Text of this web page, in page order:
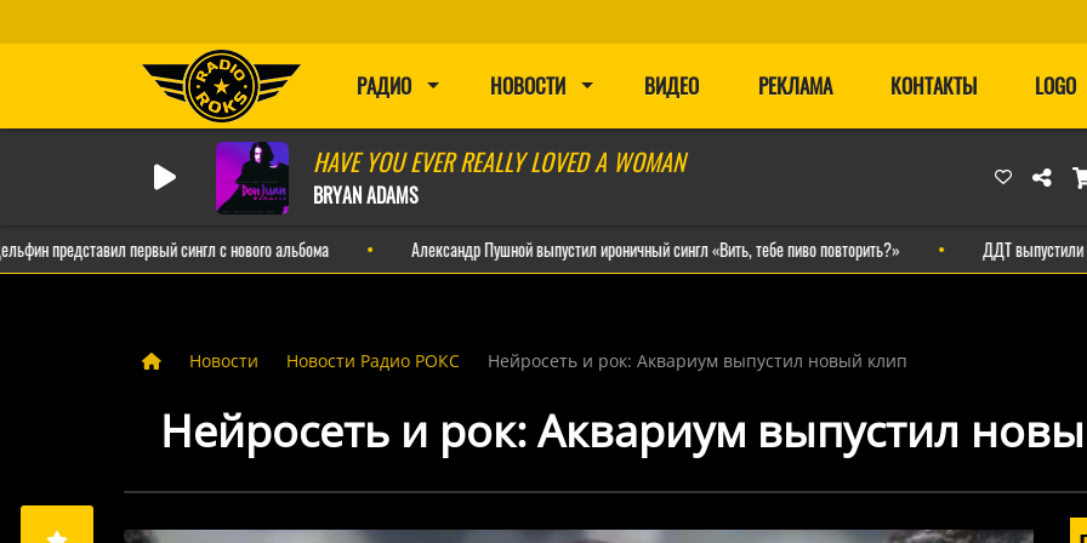
РАДИО НОВОСТИ ВИДЕО РЕКЛАМА КОНТАКТЫ LOGO
HAVE YOU EVER REALLY LOVED A WOMAN
BRYAN ADAMS
первый сингл с нового альбома Александр Пушной выпустил ироничный сингл «Вить, тебе пиво повторить?» ДДТ выпустили клип на
Новости Новости Радио РОКС Нейросеть и рок: Аквариум выпустил новый клип
Нейросеть и рок: Аквариум выпустил